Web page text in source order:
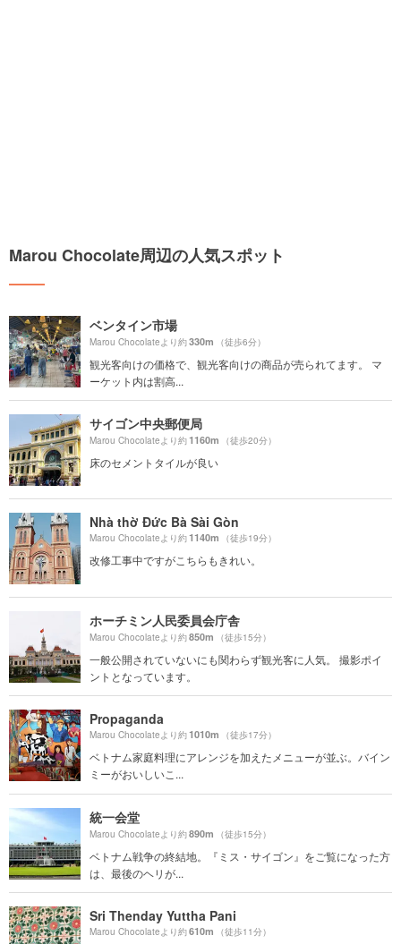
Marou Chocolate周辺の人気スポット
ベンタイン市場
Marou Chocolateより約330m （徒歩6分）
観光客向けの価格で、観光客向けの商品が売られてます。 マ
ーケット内は割高...
サイゴン中央郵便局
Marou Chocolateより約1160m （徒歩20分）
床のセメントタイルが良い
Nhà thờ Đức Bà Sài Gòn
Marou Chocolateより約1140m （徒歩19分）
改修工事中ですがこちらもきれい。
ホーチミン人民委員会庁舎
Marou Chocolateより約850m （徒歩15分）
一般公開されていないにも関わらず観光客に人気。 撮影ポイ
ントとなっています。
Propaganda
Marou Chocolateより約1010m （徒歩17分）
ベトナム家庭料理にアレンジを加えたメニューが並ぶ。バイン
ミーがおいしいこ...
統一会堂
Marou Chocolateより約890m （徒歩15分）
ベトナム戦争の終結地。『ミス・サイゴン』をご覧になった方
は、最後のヘリが...
Sri Thenday Yuttha Pani
Marou Chocolateより約610m （徒歩11分）